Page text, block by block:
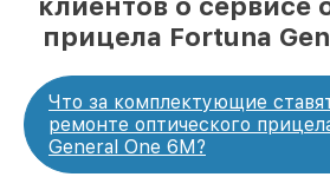
прицела Fortuna
Что за комплектующие
ремонте оптического
General One 6M?